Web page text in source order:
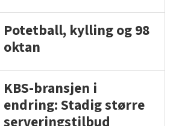
Potetball, kylling og 98
oktan
KBS-bransjen i
endring: Stadig større
serveringstilbud